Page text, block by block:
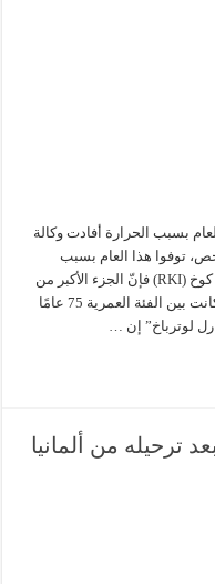
وفاة هذا العام بسبب الحرارة أفادت وكالة
العامة، أنّ مايقارب 3100 شخص، توفوا هذا العام بسبب
ارتفاع درجات الحرارة. وبحسب معهد روبرت كوخ (RKI) فإنّ الجزء الأكبر من
الوفيات بسبب الحرارة في ألمانيا هذا العام كانت بين الفئة العمرية 75 عامًا
لوترباخ” إن …
ترحيله من ألمانيا